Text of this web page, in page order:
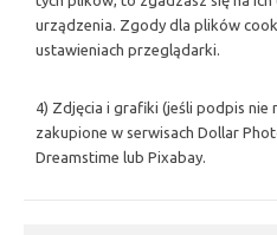
urządzenia. Zgody dla plików
ustawieniach przeglądarki.
4) Zdjęcia i grafiki (jeśli podpis nie
zakupione w serwisach Dollar
Dreamstime lub Pixabay.